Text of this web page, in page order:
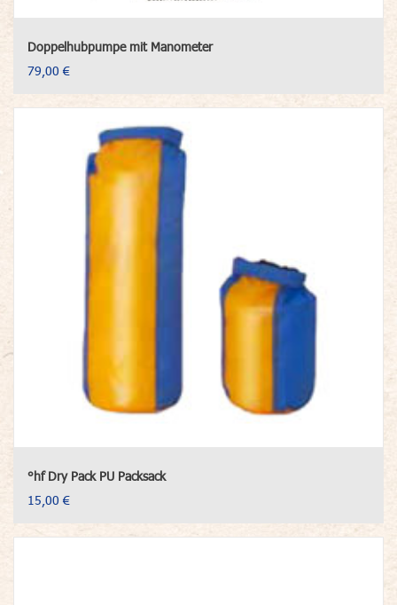
Doppelhubpumpe mit Manometer
79,00 €
°hf Dry Pack PU Packsack
15,00 €